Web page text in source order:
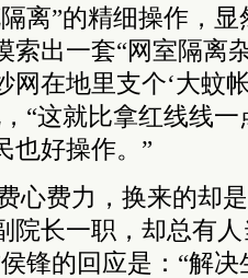
离”的精细操作，
索出一套“网室隔离
网在地里支个‘大蚊
“这就比拿红线线
也好操作。”
心费力，换来的却
院长一职，却总有
锋的回应是：“解